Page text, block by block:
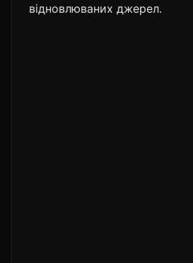
відновлюваних джерел.